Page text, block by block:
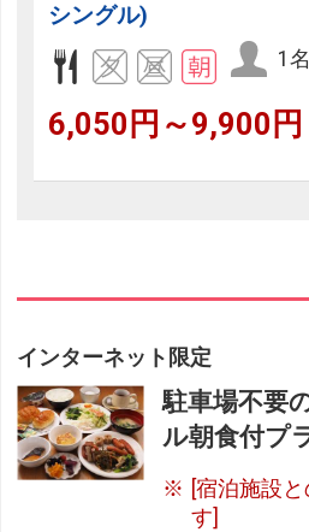
シングル)
1名
6,050円～9,900円
インターネット限定
駐車場不要
ル朝食付プ
[宿泊施設
す]